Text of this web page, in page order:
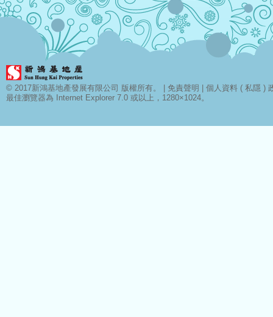
© 2017新鴻基地產發展有限公司 版權所有。 | 免責聲明
個人資料 ( 私隱 )
最佳瀏覽器為 Internet Explorer 7.0 或以上，1280×1024。